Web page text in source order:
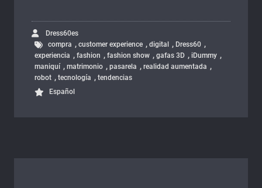
Dress60es
compra , customer experience , digital , Dress60 ,
experiencia , fashion , fashion show , gafas 3D , iDummy ,
maniquí , matrimonio , pasarela , realidad aumentada ,
robot , tecnología , tendencias
Español